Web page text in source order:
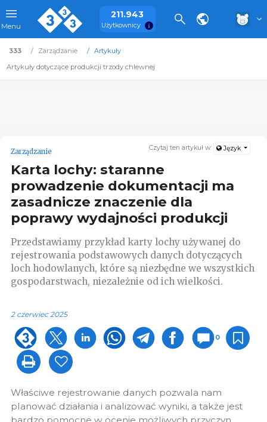
Menu
211.943
Użytkownicy
333 Zarządzanie
Artykuły
Artykuły dotyczące produkcji trzody chlewnej
Czytaj ten artykuł w: Język
Zarządzanie
Karta lochy: staranne
prowadzenie dokumentacji ma
zasadnicze znaczenie dla
poprawy wydajności produkcji
Przedstawiamy przykład karty lochy używanej do
rejestrowania podstawowych danych dotyczących
loch hodowlanych, które są niezbędne we wszystkich
gospodarstwach, niezależnie od ich wielkości.
2 czerwiec 2025
0
Właściwe rejestrowanie danych pozwala nam
planować działania i analizować wyniki, a także jest